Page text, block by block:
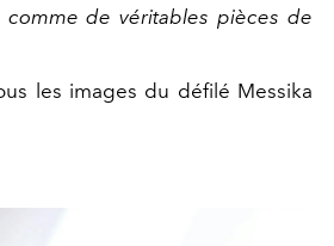
comme de véritables pièces de
les images du défilé Messika